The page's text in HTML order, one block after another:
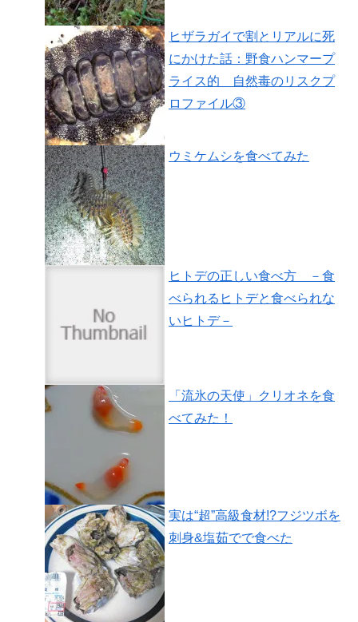
ヒザラガイで割とリアルに死
にかけた話：野食ハンマープ
ライス的 自然毒のリスクプ
ロファイル③
ウミケムシを食べてみた
ヒトデの正しい食べ方 －食
べられるヒトデと食べられな
いヒトデ－
「流氷の天使」クリオネを食
べてみた！
実は“超”高級食材!?フジツボを
刺身&塩茹でで食べた